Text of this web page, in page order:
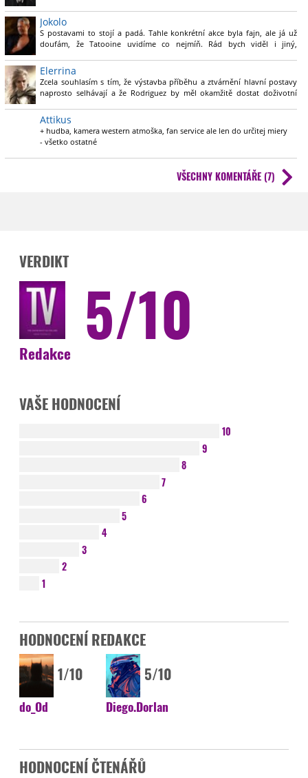
Jokolo
S postavami to stojí a padá. Tahle konkrétní akce byla fajn, ale já už
doufám, že Tatooine uvidíme co nejmíň. Rád bych viděl i jiný,
Elerrina
Zcela souhlasím s tím, že výstavba příběhu a ztvárnění hlavní postavy
naprosto selhávají a že Rodriguez by měl okamžitě dostat doživotní
přepadení pouštního vlaku v druhé epizodě jsem si říkala, že
takovouhle pěkně oldchoolovou akci už jsem dlouho neviděla.
Minimálně nám tenhle seriál ukázal, že svět Tatooine má pořád velký
tvůrci dali trochu práce s funkčními postavami.
Attikus
+ hudba, kamera western atmoška, fan service ale len do určitej miery
- všetko ostatné
VŠECHNY KOMENTÁŘE (7)
VERDIKT
5/10
Redakce
VAŠE HODNOCENÍ
10
9
8
7
6
5
4
3
2
1
HODNOCENÍ REDAKCE
1/10
do_Od
5/10
Diego.Dorlan
HODNOCENÍ ČTENÁŘŮ